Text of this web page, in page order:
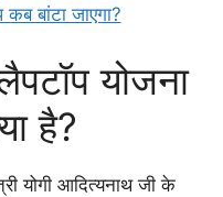
बांटा जाएगा?
योजना
है?
योगी आदित्यनाथ जी के